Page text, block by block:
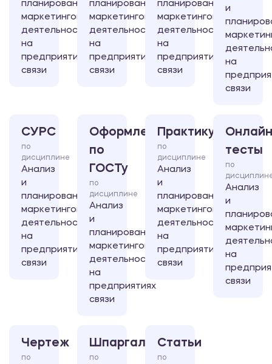
планирование
маркетинговой
деятельности
на
предприятиях
связи
планирование
маркетинговой
деятельности
на
предприятиях
связи
планирование
маркетинговой
деятельности
на
предприятиях
связи
и
на
связи
СУРС
по
дисциплине
Анализ
и
планирование
маркетинговой
деятельности
на
предприятиях
связи
Оформление
по
ГОСТу
по
дисциплине
Анализ
и
планирование
маркетинговой
деятельности
на
предприятиях
связи
Практикум
по
дисциплине
Анализ
и
планирование
маркетинговой
деятельности
на
предприятиях
связи
тесты
по
Анализ
и
на
связи
Чертеж
по
Шпаргалка
по
Статьи
по